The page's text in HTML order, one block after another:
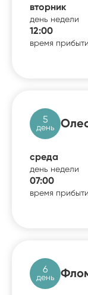
вторник
день недели
12:00
время
5
день
среда
день недели
07:00
время
6
день